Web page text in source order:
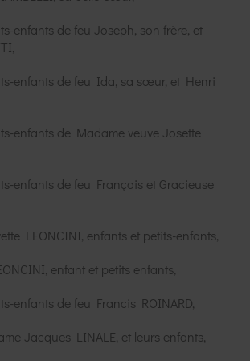
enfants de feu Joseph, son frère, et
enfants de feu Ida, sa sœur, et Henri
enfants de Madame veuve Josette
enfants de feu François et Gracieuse
LEONCINI, enfants et petits-enfants,
enfant et petits enfants,
enfants de feu Francis ROINARD,
Jacques LINALE, et leurs enfants,